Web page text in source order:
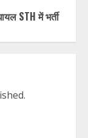
STH में भर्ती